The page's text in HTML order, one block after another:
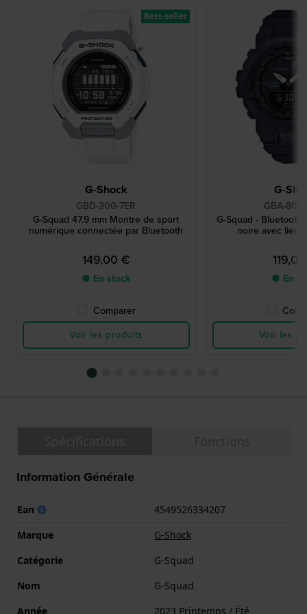
G-Shock
GBD-300-7ER
G-Squad 47.9 mm Montre de sport
numérique connectée par Bluetooth
149,00 €
● En stock
Comparer
Voir les produits
Best-seller
G-
GBA-800-
G-Squad -
noire avec lien
● En
Voir les
Information Générale
Ean
4549526334207
Marque
G-Shock
Catégorie
G-Squad
Nom
G-Squad
Année
2023 Printemps / Été